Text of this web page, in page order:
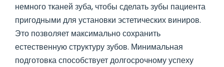
немного тканей зуба, чтобы сделать зубы пациента
пригодными для установки эстетических виниров.
Это позволяет максимально сохранить
естественную структуру зубов. Минимальная
подготовка способствует долгосрочному успеху